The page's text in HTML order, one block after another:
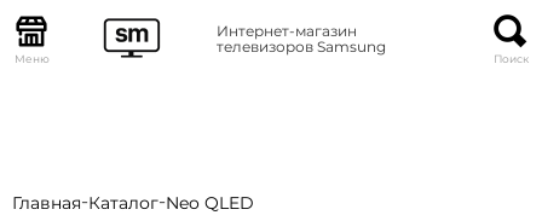
Меню
Интернет-магазин
телевизоров Samsung
Поиск
Главная-Каталог-Neo QLED